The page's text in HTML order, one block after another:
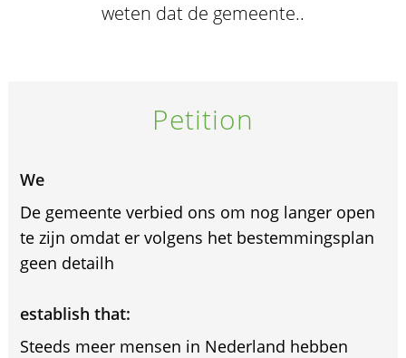
weten dat de gemeente..
Petition
We
De gemeente verbied ons om nog langer open
te zijn omdat er volgens het bestemmingsplan
geen detailh
establish that:
Steeds meer mensen in Nederland hebben